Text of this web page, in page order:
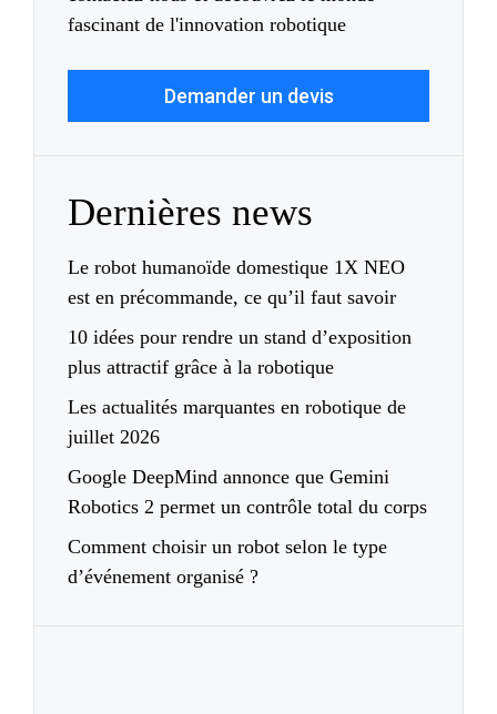
fascinant de l'innovation robotique
Demander un devis
Dernières news
Le robot humanoïde domestique 1X NEO
est en précommande, ce qu’il faut savoir
10 idées pour rendre un stand d’exposition
plus attractif grâce à la robotique
Les actualités marquantes en robotique de
juillet 2026
Google DeepMind annonce que Gemini
Robotics 2 permet un contrôle total du corps
Comment choisir un robot selon le type
d’événement organisé ?